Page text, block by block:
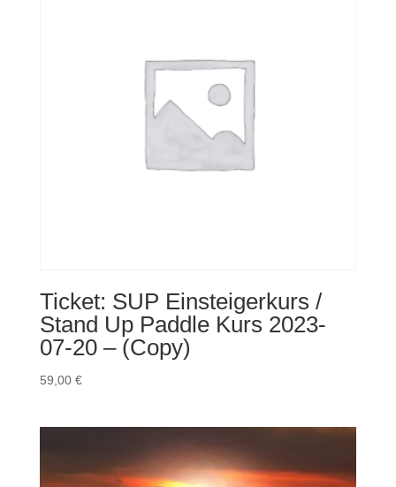
Ticket: SUP Einsteigerkurs /
Stand Up Paddle Kurs 2023-
07-20 – (Copy)
59,00 €